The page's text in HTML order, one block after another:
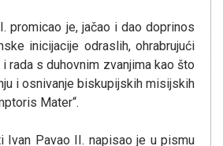
promicao je, jačao i dao doprinos
inicijacije odraslih, ohrabrujući
rada s duhovnim zvanjima kao što
i osnivanje biskupijskih misijskih
Mater“.
Ivan Pavao II. napisao je u pismu